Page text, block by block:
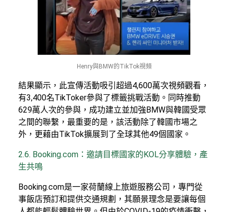
Henry與BMW的TikTok視頻
結果顯示，此宣傳活動吸引超過4,600萬次視頻觀看，
有3,400名TikToker參與了標籤挑戰活動。同時推動
629萬人次的參與，成功建立並加強BMW與韓國受眾
之間的聯繫，最重要的是，該活動除了韓國市場之
外，更藉由TikTok擴展到了全球其他49個國家。
2.6. Booking.com：邀請目標國家的KOL分享體驗，產
生共鳴
Booking.com是一家荷蘭線上旅遊服務公司，專門從
事飯店預訂和提供交通規劃，其願景理念是要讓每個